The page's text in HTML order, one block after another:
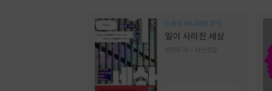
노동이 아니라면 무엇
일이 사라진 세상
이진우 저 다산초당